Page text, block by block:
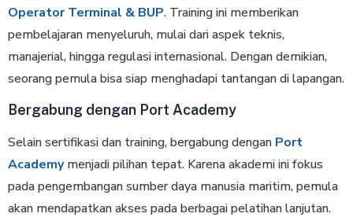
Operator Terminal & BUP. Training ini memberikan
pembelajaran menyeluruh, mulai dari aspek teknis,
manajerial, hingga regulasi internasional. Dengan demikian,
seorang pemula bisa siap menghadapi tantangan di lapangan.
Bergabung dengan Port Academy
Selain sertifikasi dan training, bergabung dengan Port
Academymenjadi pilihan tepat. Karena akademi ini fokus
pada pengembangan sumber daya manusia maritim, pemula
akan mendapatkan akses pada berbagai pelatihan lanjutan.